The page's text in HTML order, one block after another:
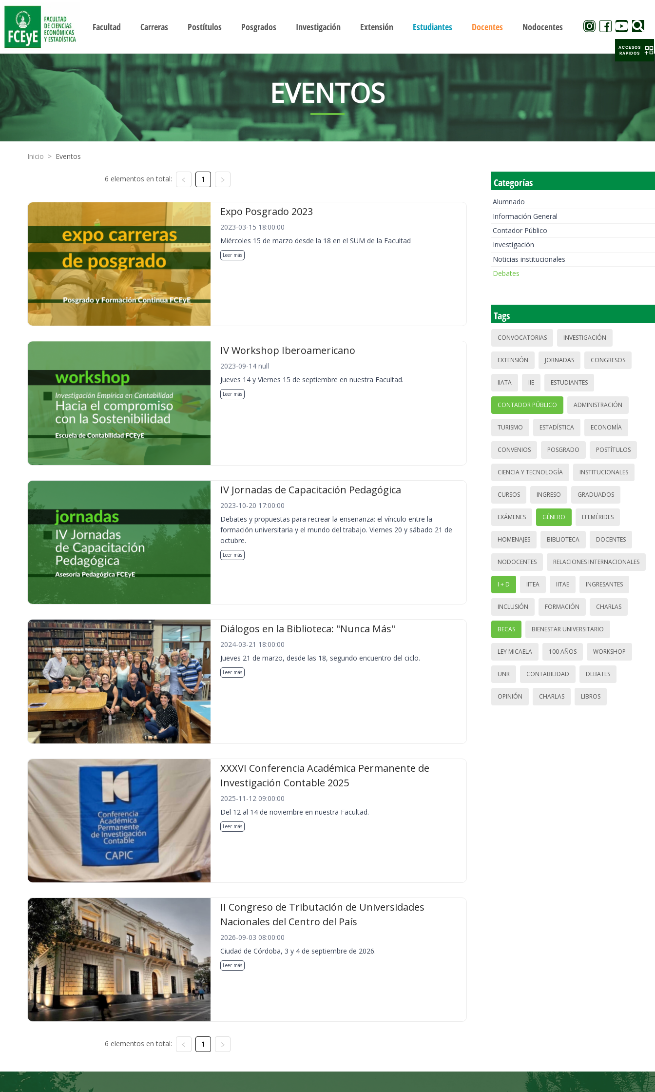
Facultad Carreras Postítulos Posgrados Investigación Extensión Estudiantes Docentes Nodocentes
EVENTOS
Inicio > Eventos
6 elementos en total: 1
Expo Posgrado 2023
2023-03-15 18:00:00
Miércoles 15 de marzo desde la 18 en el SUM de la Facultad
Leer más
IV Workshop Iberoamericano
2023-09-14 null
Jueves 14 y Viernes 15 de septiembre en nuestra Facultad.
Leer más
IV Jornadas de Capacitación Pedagógica
2023-10-20 17:00:00
Debates y propuestas para recrear la enseñanza: el vínculo entre la
formación universitaria y el mundo del trabajo. Viernes 20 y sábado 21 de
octubre.
Leer más
Diálogos en la Biblioteca: "Nunca Más"
2024-03-21 18:00:00
Jueves 21 de marzo, desde las 18, segundo encuentro del ciclo.
Leer más
XXXVI Conferencia Académica Permanente de
Investigación Contable 2025
2025-11-12 09:00:00
Del 12 al 14 de noviembre en nuestra Facultad.
Leer más
II Congreso de Tributación de Universidades
Nacionales del Centro del País
2026-09-03 08:00:00
Ciudad de Córdoba, 3 y 4 de septiembre de 2026.
Leer más
6 elementos en total: 1
Categorías
Alumnado
Información General
Contador Público
Investigación
Noticias institucionales
Debates
Tags
CONVOCATORIAS INVESTIGACIÓN
EXTENSIÓN JORNADAS CONGRESOS
IIATA IIE ESTUDIANTES
CONTADOR PÚBLICO ADMINISTRACIÓN
TURISMO ESTADÍSTICA ECONOMÍA
CONVENIOS POSGRADO POSTÍTULOS
CIENCIA Y TECNOLOGÍA INSTITUCIONALES
CURSOS INGRESO GRADUADOS
EXÁMENES GÉNERO EFEMÉRIDES
HOMENAJES BIBLIOTECA DOCENTES
NODOCENTES RELACIONES INTERNACIONALES
I + D IITEA IITAE INGRESANTES
INCLUSIÓN FORMACIÓN CHARLAS
BECAS BIENESTAR UNIVERSITARIO
LEY MICAELA 100 AÑOS WORKSHOP
UNR CONTABILIDAD DEBATES
OPINIÓN CHARLAS LIBROS
ACCESOS
RAPIDOS